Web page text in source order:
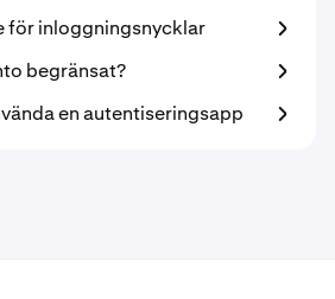
för inloggningsnycklar
begränsat?
en autentiseringsapp